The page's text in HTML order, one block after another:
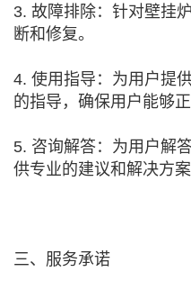
3. 故障排除：针对壁挂
断和修复。
4. 使用指导：为用户提
的指导，确保用户能够
5. 咨询解答：为用户解
供专业的建议和解决方案
三、服务承诺